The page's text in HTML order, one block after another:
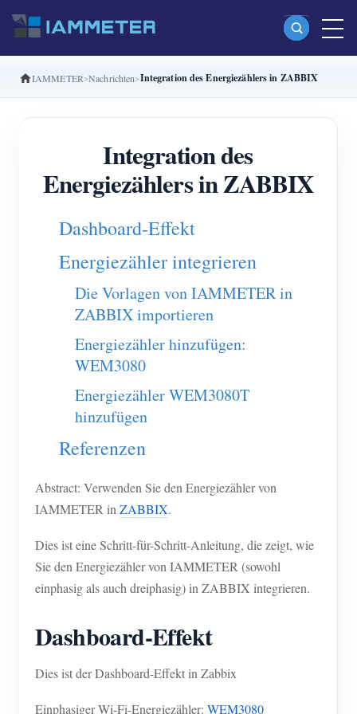
Produkte
Einphasiger Wi-Fi-Energiezähler (WEM3080)
Split-Phase-Wi-Fi-Energiezähler (WEM2067)
Dreiphasiger Wi-Fi-Energiezähler (WEM3080T)
WiFi-Leistungsregler
IAMMETER Cloud Pro
EV-Ladegerät
IAMMETER Simulator
Virtueller Zähler
System für Energieprognose und Simulation
Anwendungen
Energieüberwachung für Solar-PV-Systeme
Stromverbrauchsmonitor
PV-Heizungssteuerungssystem
Energieüberwachung für Fabriken
Ressourcen
Produkt-Schnellstart
Tutorial-Video
FAQ
Nachrichten
Community
IAMMETER Aktivitäten
Lösungen
IAMMETER Nachrichten Integration des Energiezählers in ZABBIX
Integration des
Energiezählers in ZABBIX
Dashboard-Effekt
Energiezähler integrieren
Die Vorlagen von IAMMETER in
ZABBIX importieren
Energiezähler hinzufügen:
WEM3080
Energiezähler WEM3080T
hinzufügen
Referenzen
Abstract: Verwenden Sie den Energiezähler von
IAMMETER inZABBIX.
Dies ist eine Schritt-für-Schritt-Anleitung, die zeigt, wie
Sie den Energiezähler von IAMMETER (sowohl
einphasig als auch dreiphasig) in ZABBIX integrieren.
Dashboard-Effekt
Dies ist der Dashboard-Effekt in Zabbix
Einphasiger Wi-Fi-Energiezähler: WEM3080